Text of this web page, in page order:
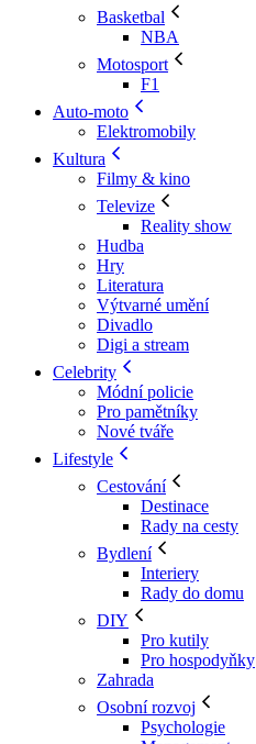
Basketbal
NBA
Motosport
F1
Auto-moto
Elektromobily
Kultura
Filmy & kino
Televize
Reality show
Hudba
Hry
Literatura
Výtvarné umění
Divadlo
Digi a stream
Celebrity
Módní policie
Pro pamětníky
Nové tváře
Lifestyle
Cestování
Destinace
Rady na cesty
Bydlení
Interiery
Rady do domu
DIY
Pro kutily
Pro hospodyňky
Zahrada
Osobní rozvoj
Psychologie